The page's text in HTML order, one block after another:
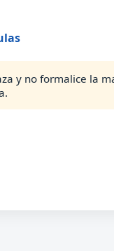
y no formalice la